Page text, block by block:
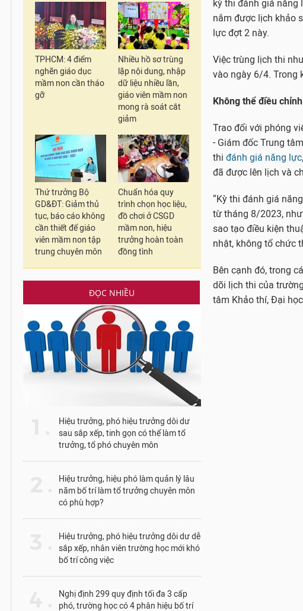
TPHCM: 4 điểm
nghẽn giáo dục
mầm non cần tháo
gỡ
Nhiều hồ sơ trùng
lặp nội dung, nhập
dữ liệu nhiều lần,
giáo viên mầm non
mong rà soát cắt
giảm
Thứ trưởng Bộ
GD&ĐT: Giảm thủ
tục, báo cáo không
cần thiết để giáo
viên mầm non tập
trung chuyên môn
Chuẩn hóa quy
trình chọn học liệu,
đồ chơi ở CSGD
mầm non, hiệu
trưởng hoàn toàn
đồng tình
ĐỌC NHIỀU
Hiệu trưởng, phó hiệu trưởng dôi dư
sau sắp xếp, tinh gọn có thể làm tổ
trưởng, tổ phó chuyên môn
Hiệu trưởng, hiệu phó làm quản lý lâu
năm bố trí làm tổ trưởng chuyên môn
có phù hợp?
Hiệu trưởng, phó hiệu trưởng dôi dư dễ
sắp xếp, nhân viên trường học mới khó
bố trí công việc
Nghị định 299 quy định tối đa 3 cấp
phó, trường học có 4 phân hiệu bố trí
“Kỳ thi đánh giá
từ tháng 8/2023,
nhật, không tổ chức
dõi lịch thi của